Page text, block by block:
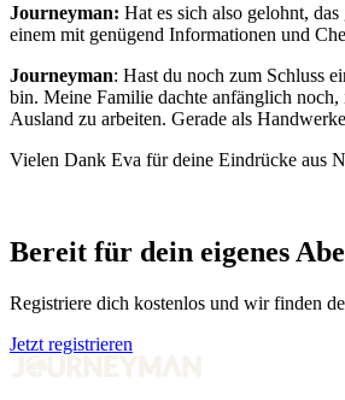
Journeyman: Hat es sich also gelohnt,
einem mit genügend Informationen und
Journeyman: Hast du noch zum Schluss
bin. Meine Familie dachte anfänglich
Ausland zu arbeiten. Gerade als
Vielen Dank Eva für deine Eindrücke aus
Bereit für dein eigenes
Registriere dich kostenlos und wir finden
Jetzt registrieren